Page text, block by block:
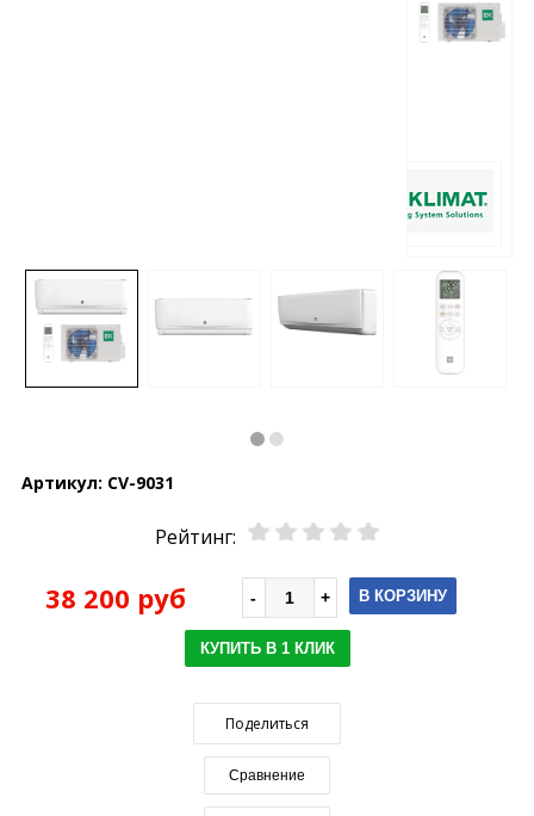
Артикул: CV-9031
Рейтинг:
38 200 руб В КОРЗИНУ
КУПИТЬ В 1 КЛИК
Поделиться
Сравнение